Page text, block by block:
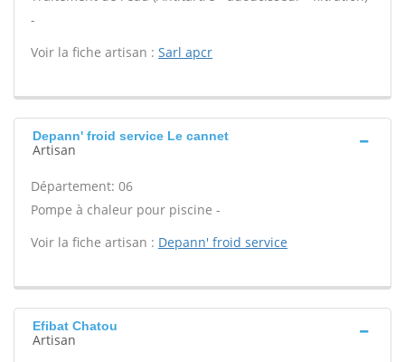
-
Voir la fiche artisan : Sarl apcr
Depann' froid service Le cannet
Artisan
Département: 06
Pompe à chaleur pour piscine -
Voir la fiche artisan : Depann' froid service
Efibat Chatou
Artisan